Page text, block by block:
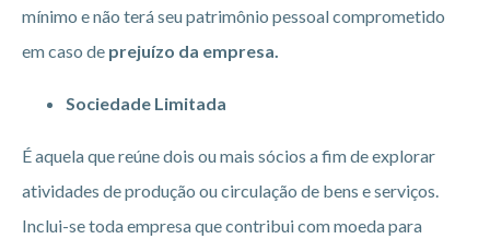
mínimo e não terá seu patrimônio pessoal comprometido
em caso de prejuízo da empresa.
Sociedade Limitada
É aquela que reúne dois ou mais sócios a fim de explorar
atividades de produção ou circulação de bens e serviços.
Inclui-se toda empresa que contribui com moeda para